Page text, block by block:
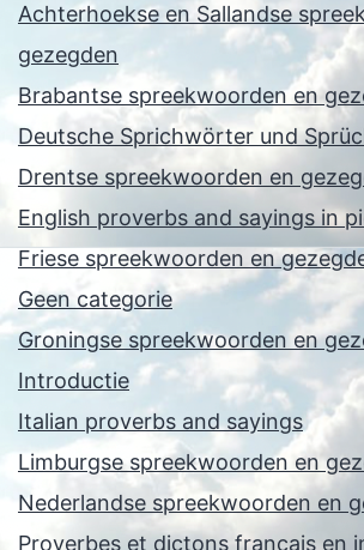
Achterhoekse en Sallandse
gezegden
Brabantse spreekwoorden en
Deutsche Sprichwörter und
Drentse spreekwoorden en
English proverbs and sayings in
Friese spreekwoorden en
Geen categorie
Groningse spreekwoorden en
Introductie
Italian proverbs and sayings
Limburgse spreekwoorden en
Nederlandse spreekwoorden en
Proverbes et dictons français en